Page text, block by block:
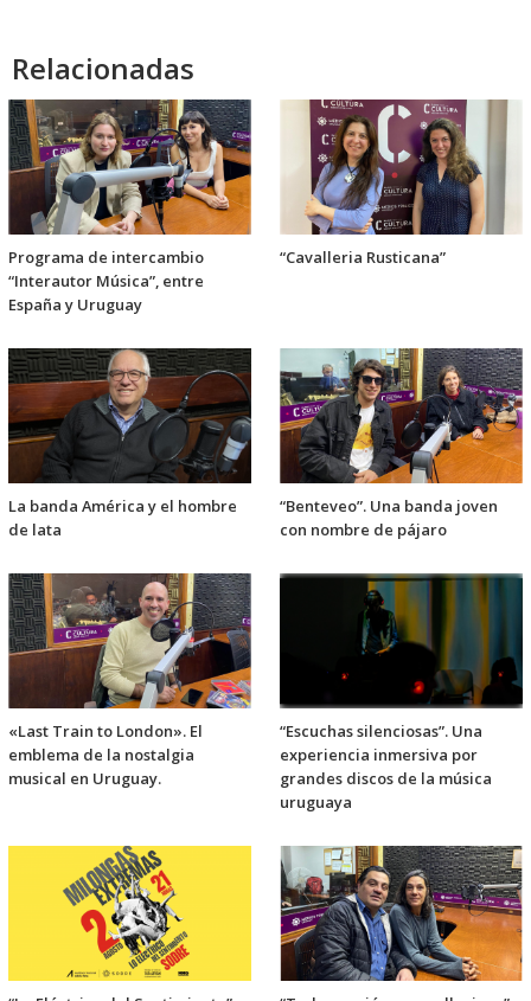
Relacionadas
Programa de intercambio
“Interautor Música”, entre
España y Uruguay
“Cavalleria Rusticana”
La banda América y el hombre
de lata
“Benteveo”. Una banda joven
con nombre de pájaro
«Last Train to London». El
emblema de la nostalgia
musical en Uruguay.
“Escuchas silenciosas”. Una
experiencia inmersiva por
grandes discos de la música
uruguaya